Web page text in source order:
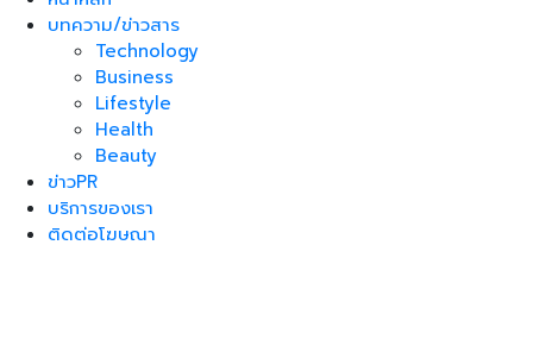
บทความ/ข่าวสาร
Technology
Business
Lifestyle
Health
Beauty
ข่าวPR
บริการของเรา
ติดต่อโฆษณา